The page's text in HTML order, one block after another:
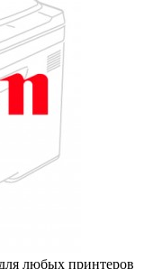
любых принтеров